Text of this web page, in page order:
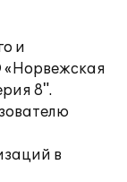
и
«Норвежская
8".
в